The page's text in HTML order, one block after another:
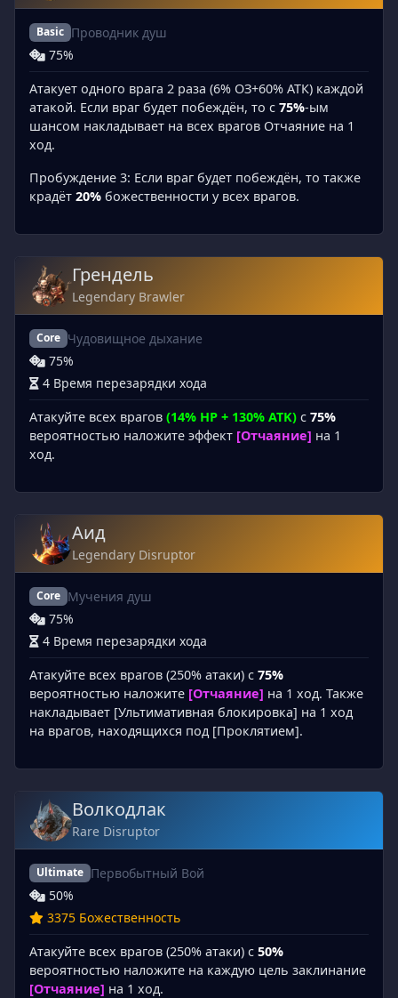
Basic Проводник душ
75%
Атакует одного врага 2 раза (6% ОЗ+60% АТК) каждой
атакой. Если враг будет побеждён, то с 75%-ым
шансом накладывает на всех врагов Отчаяние на 1
ход.
Пробуждение 3: Если враг будет побеждён, то также
крадёт 20% божественности у всех врагов.
Грендель
Legendary Brawler
Core Чудовищное дыхание
75%
4 Время перезарядки хода
Атакуйте всех врагов (14% HP + 130% ATK) с 75%
вероятностью наложите эффект [Отчаяние] на 1
ход.
Аид
Legendary Disruptor
Core Мучения душ
75%
4 Время перезарядки хода
Атакуйте всех врагов (250% атаки) с 75%
вероятностью наложите [Отчаяние] на 1 ход. Также
накладывает [Ультимативная блокировка] на 1 ход
на врагов, находящихся под [Проклятием].
Волкодлак
Rare Disruptor
Ultimate Первобытный Вой
50%
3375 Божественность
Атакуйте всех врагов (250% атаки) с 50%
вероятностью наложите на каждую цель заклинание
[Отчаяние] на 1 ход.